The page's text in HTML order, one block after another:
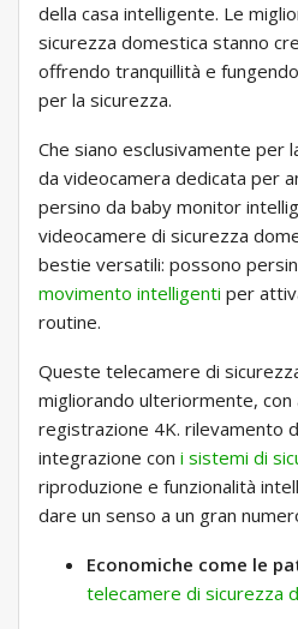
della casa intelligente. Le
sicurezza domestica stanno
offrendo tranquillità e
per la sicurezza.
Che siano esclusivamente per
da videocamera dedicata per
persino da baby monitor
videocamere di sicurezza
bestie versatili: possono
movimento intelligenti per
routine.
Queste telecamere di
migliorando ulteriormente, con
registrazione 4K. rilevamento
integrazione con i sistemi di
riproduzione e funzionalità
dare un senso a un gran
Economiche come le
telecamere di sicurezza